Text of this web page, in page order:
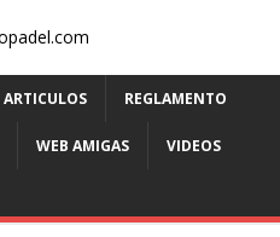
ARTICULOS REGLAMENTO
WEB AMIGAS VIDEOS